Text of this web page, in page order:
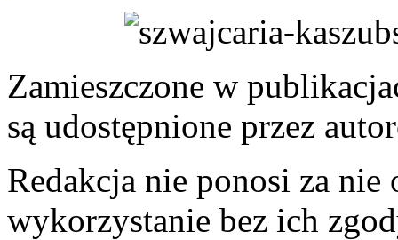
Zamieszczone w
są udostępnione przez
Redakcja nie ponosi za
wykorzystanie bez ich